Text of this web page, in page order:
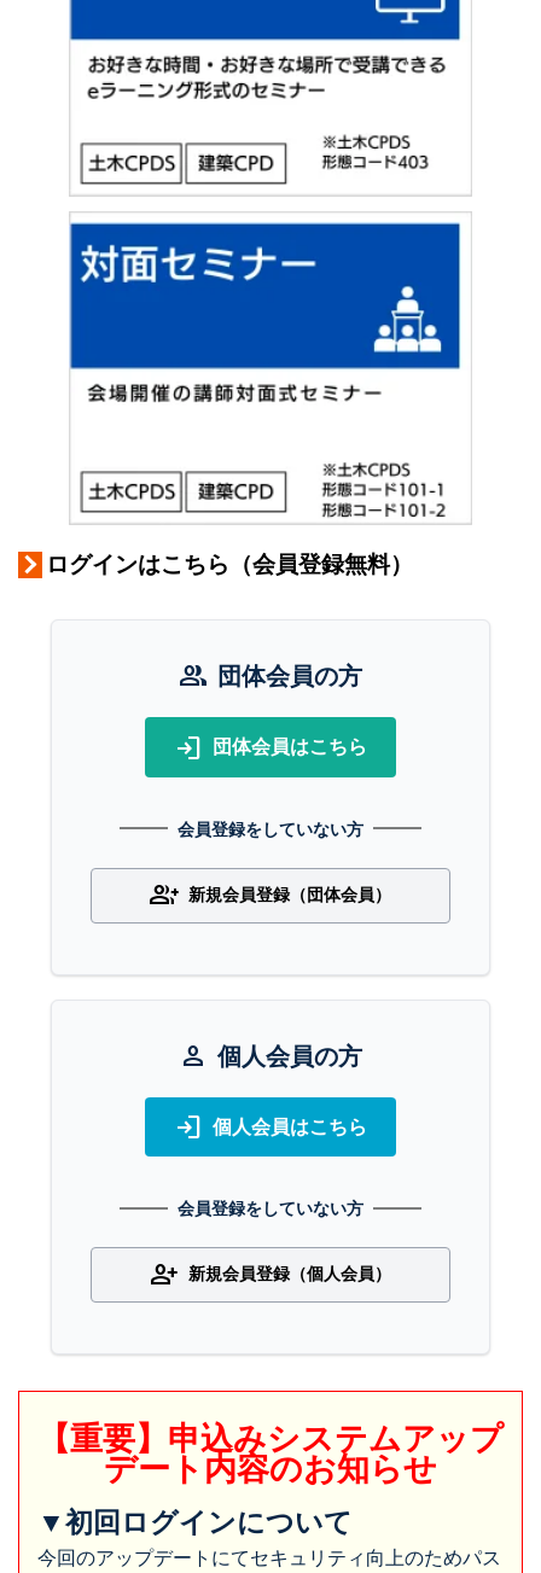
ログインはこちら（会員登録無料）
group 団体会員の方
login 団体会員はこちら
会員登録をしていない方
group_add 新規会員登録（団体会員）
person 個人会員の方
login 個人会員はこちら
会員登録をしていない方
person_add 新規会員登録（個人会員）
【重要】申込みシステムアップ
デート内容のお知らせ
▼初回ログインについて
今回のアップデートにてセキュリティ向上のためパス